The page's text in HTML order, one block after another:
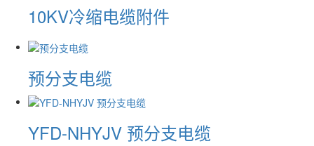
10KV冷缩电缆附件
预分支电缆
YFD-NHYJV 预分支电缆